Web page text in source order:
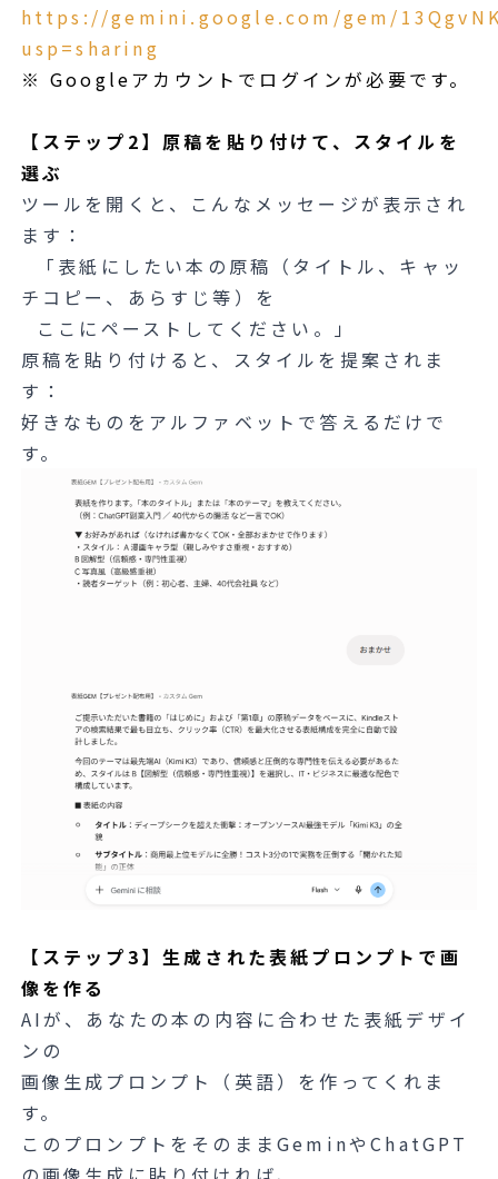
https://gemini.google.com/gem/
usp=sharing
※ Googleアカウントでログインが必要です。
【ステップ2】原稿を貼り付けて、スタイルを
選ぶ
ツールを開くと、こんなメッセージが表示され
ます：
「表紙にしたい本の原稿（タイトル、キャッ
チコピー、あらすじ等）を
ここにペーストしてください。」
原稿を貼り付けると、スタイルを提案されま
す：
好きなものをアルファベットで答えるだけで
す。
【ステップ3】生成された表紙プロンプトで画
像を作る
AIが、あなたの本の内容に合わせた表紙デザイ
ンの
画像生成プロンプト（英語）を作ってくれま
す。
このプロンプトをそのままGeminやChatGPT